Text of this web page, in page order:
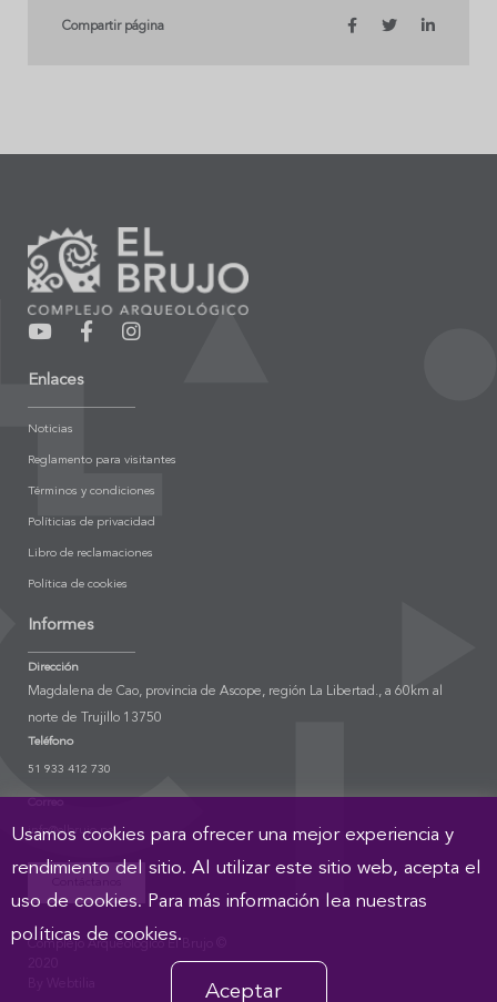
Compartir página
Enlaces
Noticias
Reglamento para visitantes
Términos y condiciones
Políticias de privacidad
Libro de reclamaciones
Política de cookies
Informes
Dirección
Magdalena de Cao, provincia de Ascope, región La Libertad., a 60km al
norte de Trujillo 13750
Teléfono
51 933 412 730
info@elbrujo.pe
Usamos cookies para ofrecer una mejor experiencia y
rendimiento del sitio. Al utilizar este sitio web, acepta el
uso de cookies. Para más información lea nuestras
políticas de cookies.
Aceptar